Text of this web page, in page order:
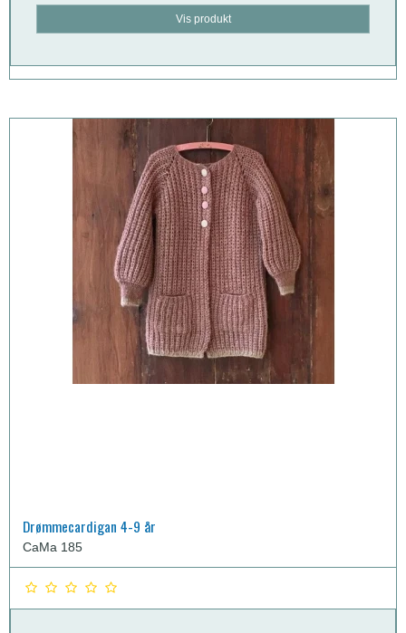
Vis produkt
Drømmecardigan 4-9 år
CaMa 185